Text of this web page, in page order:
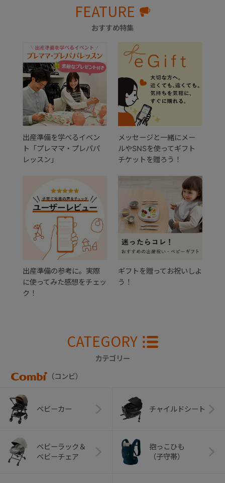
FEATURE
おすすめ特集
出産準備を学べるイベン
ト「プレママ・プレパパ
レッスン」
メッセージと一緒にメー
ルやSNSを使ってギフト
チケットを贈ろう！
出産準備の参考に。実際
に使ってみた感想をチェッ
ク！
ギフトを贈ってお祝いしよ
う！
CATEGORY
カテゴリー
（コンビ）
ベビーカー チャイルドシート
ベビーラック＆
ベビーチェア
抱っこひも
（子守帯）